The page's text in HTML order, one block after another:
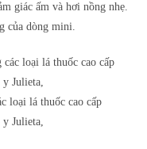
giác ấm và hơi nồng nhẹ.
của dòng mini.
loại lá thuốc cao cấp
Julieta,